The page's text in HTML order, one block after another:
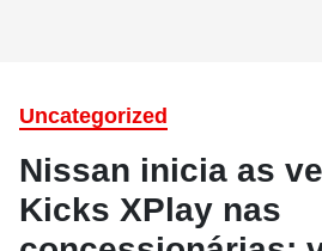
Uncategorized
Nissan inicia as
Kicks XPlay nas